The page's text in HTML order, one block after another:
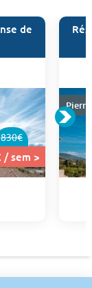
de
830€
/ sem >